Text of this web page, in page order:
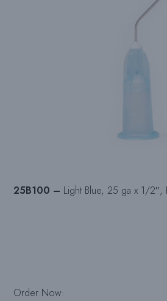
25B100 – Light Blue, 25 ga x 1/
Order Now: